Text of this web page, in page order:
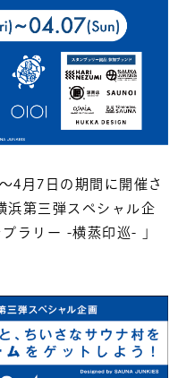
4月7日の期間に開催さ
第三弾スペシャル企
ラリー -横蒸印巡- 」